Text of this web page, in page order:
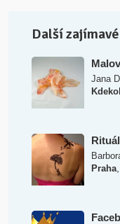
Další
Jana
Praha,